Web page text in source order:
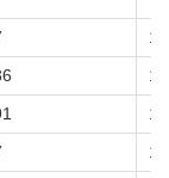
10
12
18
10